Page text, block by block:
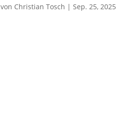
von Christian Tosch |Sep. 25, 2025